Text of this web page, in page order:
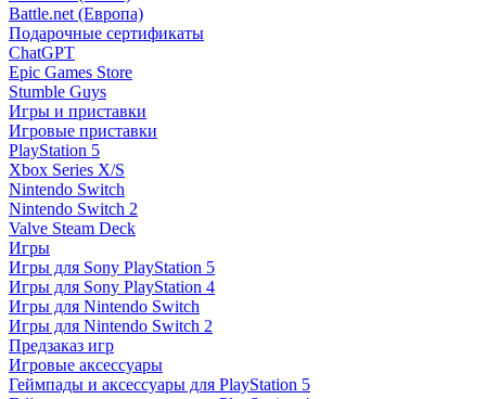
Battle.net (Европа)
Подарочные сертификаты
ChatGPT
Epic Games Store
Stumble Guys
Игры и приставки
Игровые приставки
PlayStation 5
Xbox Series X/S
Nintendo Switch
Nintendo Switch 2
Valve Steam Deck
Игры
Игры для Sony PlayStation 5
Игры для Sony PlayStation 4
Игры для Nintendo Switch
Игры для Nintendo Switch 2
Предзаказ игр
Игровые аксессуары
Геймпады и аксессуары для PlayStation 5